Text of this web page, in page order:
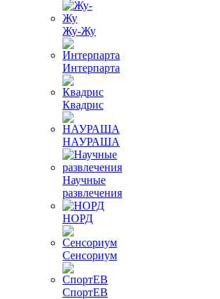
Жу-Жу
Интерпарта
Квадрис
НАУРАША
Научные
развлечения
НОРД
Сенсориум
СпортЕВ